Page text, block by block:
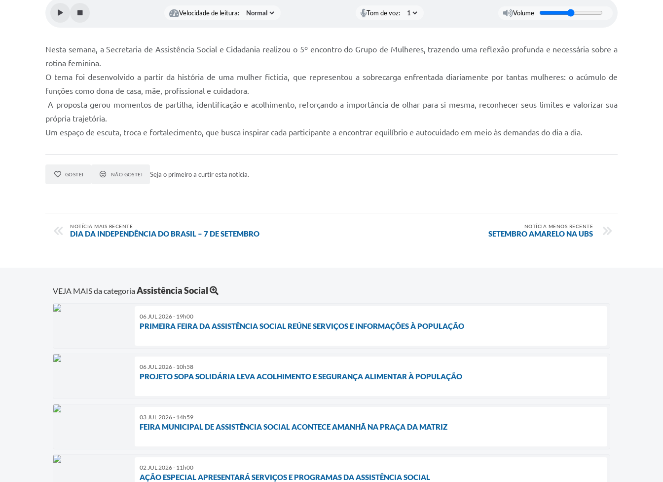
Velocidade de leitura: Tom de voz: Volume
Nesta semana, a Secretaria de Assistência Social e Cidadania realizou o 5º encontro do Grupo de Mulheres, trazendo uma reflexão profunda e necessária sobre a
rotina feminina.
O tema foi desenvolvido a partir da história de uma mulher fictícia, que representou a sobrecarga enfrentada diariamente por tantas mulheres: o acúmulo de
funções como dona de casa, mãe, profissional e cuidadora.
A proposta gerou momentos de partilha, identificação e acolhimento, reforçando a importância de olhar para si mesma, reconhecer seus limites e valorizar sua
própria trajetória.
Um espaço de escuta, troca e fortalecimento, que busca inspirar cada participante a encontrar equilíbrio e autocuidado em meio às demandas do dia a dia.
GOSTEI NÃO GOSTEI Seja o primeiro a curtir esta notícia.
NOTÍCIA MAIS RECENTE
DIA DA INDEPENDÊNCIA DO BRASIL – 7 DE SETEMBRO
NOTÍCIA MENOS RECENTE
SETEMBRO AMARELO NA UBS
VEJA MAIS da categoriaAssistência Social
06 JUL 2026 - 19h00
PRIMEIRA FEIRA DA ASSISTÊNCIA SOCIAL REÚNE SERVIÇOS E INFORMAÇÕES À POPULAÇÃO
06 JUL 2026 - 10h58
PROJETO SOPA SOLIDÁRIA LEVA ACOLHIMENTO E SEGURANÇA ALIMENTAR À POPULAÇÃO
03 JUL 2026 - 14h59
FEIRA MUNICIPAL DE ASSISTÊNCIA SOCIAL ACONTECE AMANHÃ NA PRAÇA DA MATRIZ
02 JUL 2026 - 11h00
AÇÃO ESPECIAL APRESENTARÁ SERVIÇOS E PROGRAMAS DA ASSISTÊNCIA SOCIAL